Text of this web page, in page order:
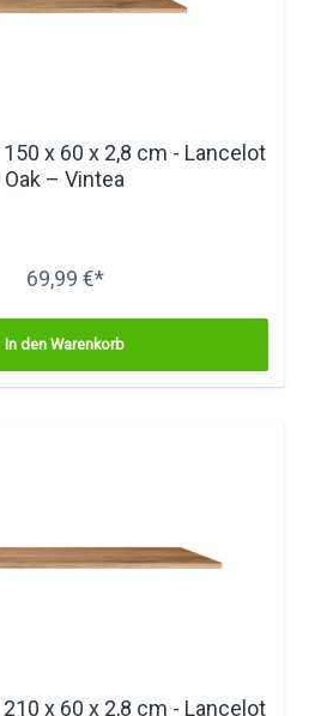
x 60 x 2,8 cm - Lancelot
Oak – Vintea
69,99 €*
In den Warenkorb
x 60 x 2,8 cm - Lancelot